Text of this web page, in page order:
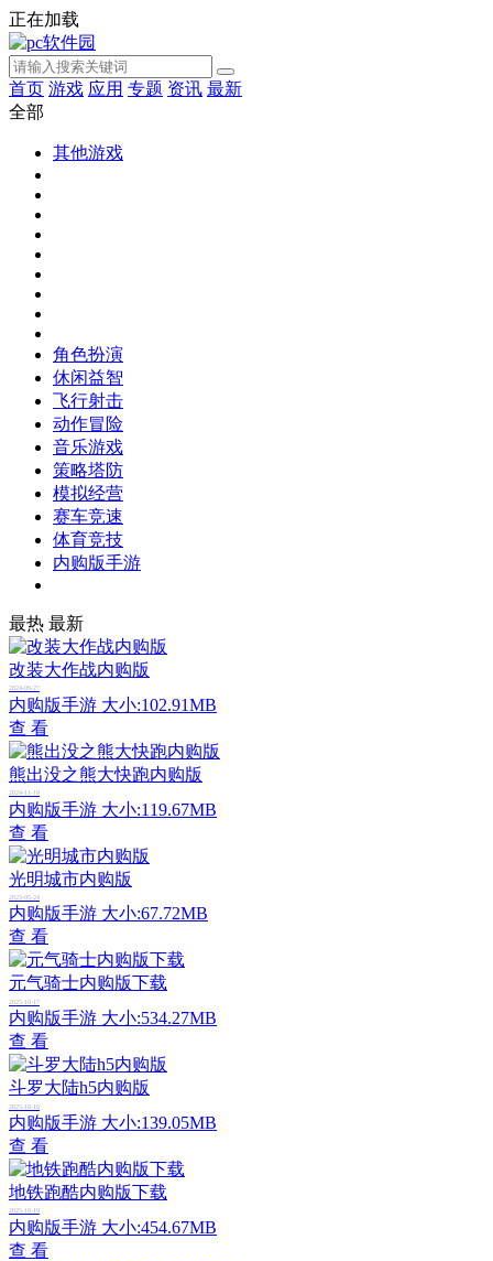
正在加载
首页 游戏 应用 专题 资讯 最新
全部
其他游戏
角色扮演
休闲益智
飞行射击
动作冒险
音乐游戏
策略塔防
模拟经营
赛车竞速
体育竞技
内购版手游
最热 最新
改装大作战内购版
2024-09-27
内购版手游 大小:102.91MB
查 看
熊出没之熊大快跑内购版
2024-11-19
内购版手游 大小:119.67MB
查 看
光明城市内购版
2023-05-24
内购版手游 大小:67.72MB
查 看
元气骑士内购版下载
2025-10-17
内购版手游 大小:534.27MB
查 看
斗罗大陆h5内购版
2025-10-16
内购版手游 大小:139.05MB
查 看
地铁跑酷内购版下载
2025-10-19
内购版手游 大小:454.67MB
查 看